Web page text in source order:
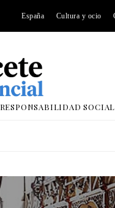
España Cultura y ocio
RESPONSABILIDAD SOCIAL